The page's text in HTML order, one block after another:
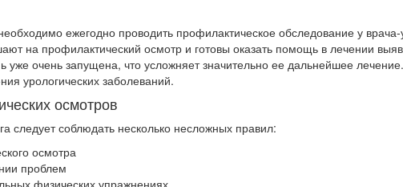
ежегодно проводить профилактическое обследование у
на профилактический осмотр и готовы оказать помощь в лечении
уже очень запущена, что усложняет значительно ее дальнейшее
урологических заболеваний.
осмотров
следует соблюдать несколько несложных правил:
осмотра
проблем
физических упражнениях